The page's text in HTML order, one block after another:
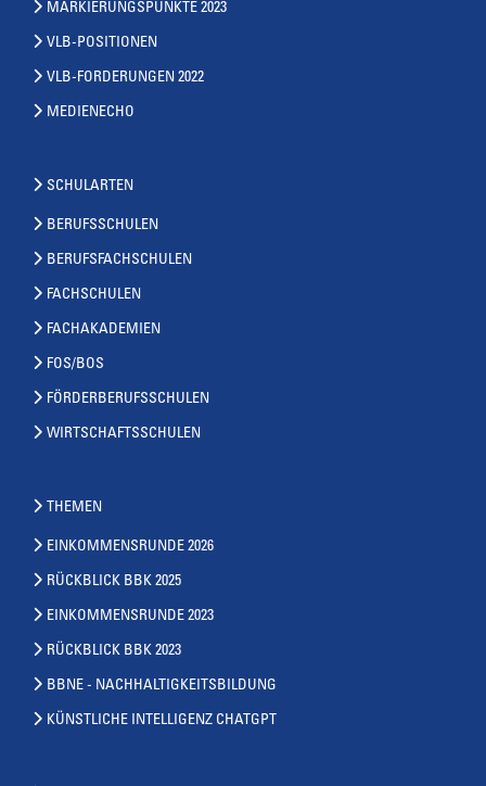
MARKIERUNGSPUNKTE 2023
VLB-POSITIONEN
VLB-FORDERUNGEN 2022
MEDIENECHO
SCHULARTEN
BERUFSSCHULEN
BERUFSFACHSCHULEN
FACHSCHULEN
FACHAKADEMIEN
FOS/BOS
FÖRDERBERUFSSCHULEN
WIRTSCHAFTSSCHULEN
THEMEN
EINKOMMENSRUNDE 2026
RÜCKBLICK BBK 2025
EINKOMMENSRUNDE 2023
RÜCKBLICK BBK 2023
BBNE - NACHHALTIGKEITSBILDUNG
KÜNSTLICHE INTELLIGENZ CHATGPT